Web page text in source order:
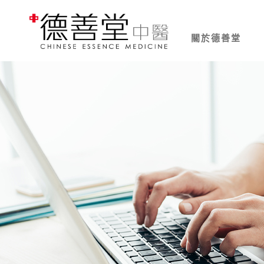
關於德善堂